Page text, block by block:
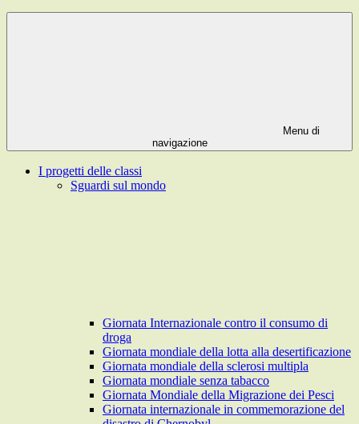
Menu di
navigazione
I progetti delle classi
Sguardi sul mondo
Giornata Internazionale contro il consumo di
droga
Giornata mondiale della lotta alla desertificazione
Giornata mondiale della sclerosi multipla
Giornata mondiale senza tabacco
Giornata Mondiale della Migrazione dei Pesci
Giornata internazionale in commemorazione del